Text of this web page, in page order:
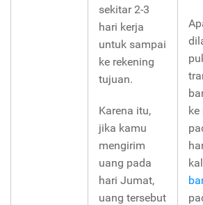
sekitar 2-3
hari kerja
untuk sampai
ke rekening
tujuan.
Karena itu,
jika kamu
mengirim
uang pada
hari Jumat,
uang tersebut
ke